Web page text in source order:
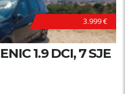
3.999 €
1.9 DCI, 7 SJE